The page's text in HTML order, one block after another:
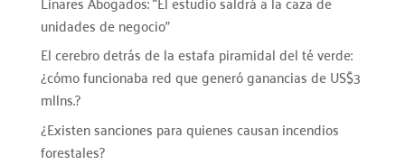
unidades de negocio”
El cerebro detrás de la estafa piramidal del té verde:
¿cómo funcionaba red que generó ganancias de US$3
mllns.?
¿Existen sanciones para quienes causan incendios
forestales?